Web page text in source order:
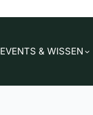
EVENTS & WISSEN